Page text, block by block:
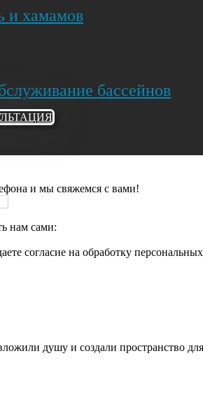
и хамамов
бассейнов
и мы свяжемся с вами!
нам сами:
согласие на обработку
душу и создали пространство